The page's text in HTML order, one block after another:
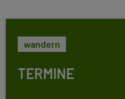
wandern
TERMINE